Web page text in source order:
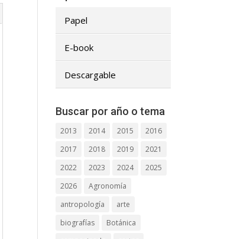
Papel
E-book
Descargable
Buscar por año o tema
2013 2014 2015
2016
2017
2018 2019
2021
2022
2023 2024
2025
2026
Agronomía
antropología
arte
biografías
Botánica